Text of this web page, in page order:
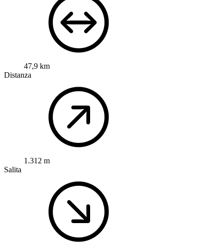
47,9 km
Distanza
1.312 m
Salita